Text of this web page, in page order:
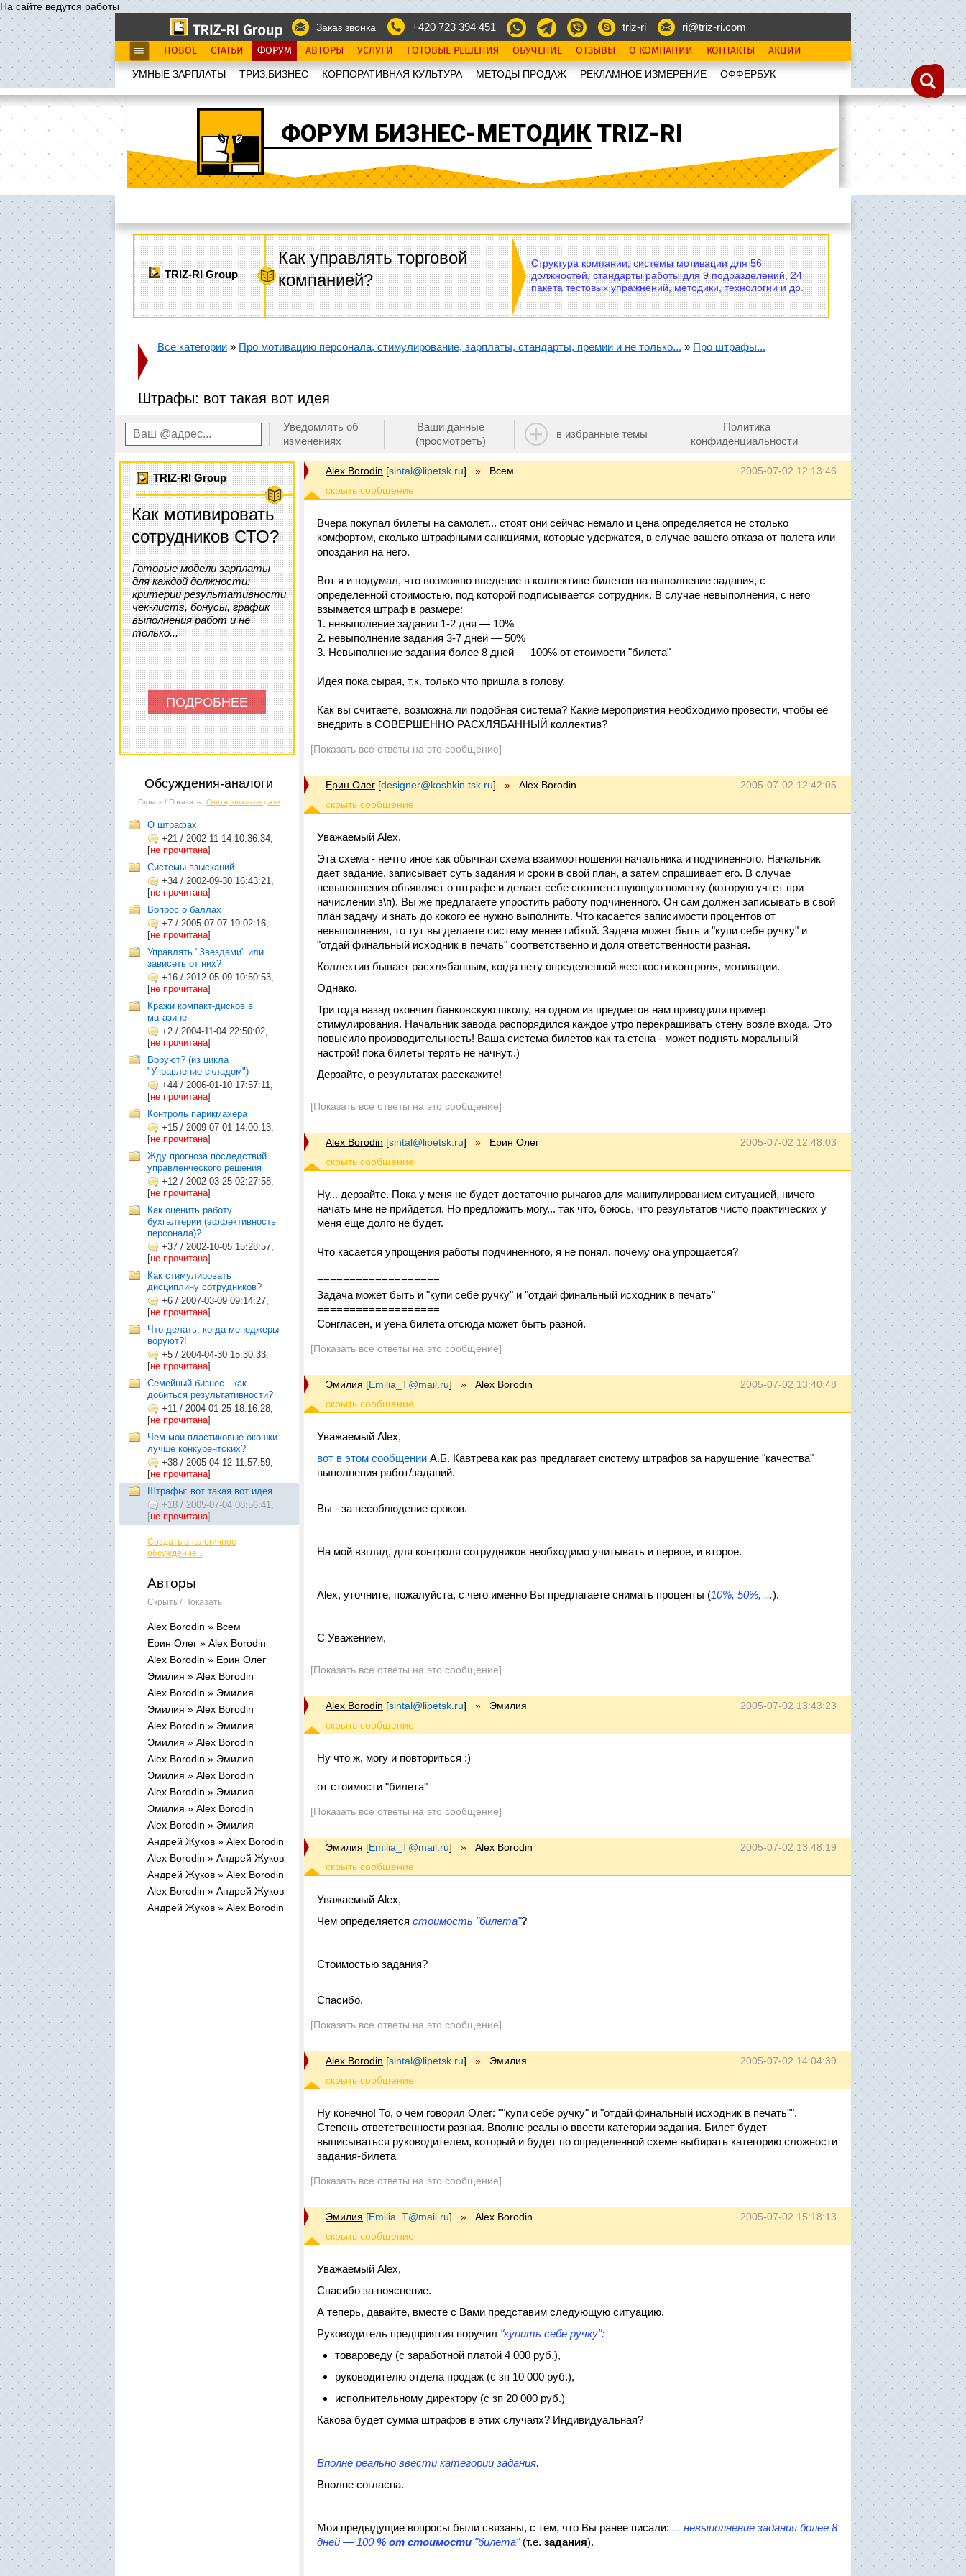
На сайте ведутся работы
Заказ звонка
+420 723 394 451 triz-ri ri@triz-ri.com
НОВОЕ СТАТЬИ ФОРУМ АВТОРЫ УСЛУГИ ГОТОВЫЕ РЕШЕНИЯ ОБУЧЕНИЕ ОТЗЫВЫ О КОМПАНИИ КОНТАКТЫ АКЦИИ
УМНЫЕ ЗАРПЛАТЫ ТРИЗ.БИЗНЕС КОРПОРАТИВНАЯ КУЛЬТУРА МЕТОДЫ ПРОДАЖ РЕКЛАМНОЕ ИЗМЕРЕНИЕ OФФЕРБУК
ФОРУМ БИЗНЕС-МЕТОДИК TRIZ-RI
TRIZ-RI Group
Как управлять торговой
компанией?
Структура компании, системы мотивации для 56
должностей, стандарты работы для 9 подразделений, 24
пакета тестовых упражнений, методики, технологии и др.
Все категории » Про мотивацию персонала, стимулирование, зарплаты, стандарты, премии и не только... » Про штрафы...
Штрафы: вот такая вот идея
Уведомлять об
изменениях
Ваши данные
(просмотреть)
в избранные темы
Политика
конфиденциальности
TRIZ-RI Group
Как мотивировать
сотрудников СТО?
Готовые модели зарплаты
для каждой должности:
критерии результативности,
чек-листs, бонусы, график
выполнения работ и не
только...
ПОДРОБНЕЕ
Обсуждения-аналоги
Скрыть / Показать Сортировать по дате
О штрафах
+21 / 2002-11-14 10:36:34,
[не прочитана]
Системы взысканий
+34 / 2002-09-30 16:43:21,
[не прочитана]
Вопрос о баллах
+7 / 2005-07-07 19:02:16,
[не прочитана]
Управлять "Звездами" или
зависеть от них?
+16 / 2012-05-09 10:50:53,
[не прочитана]
Кражи компакт-дисков в
магазине
+2 / 2004-11-04 22:50:02,
[не прочитана]
Воруют? (из цикла
"Управление складом")
+44 / 2006-01-10 17:57:11,
[не прочитана]
Контроль парикмахера
+15 / 2009-07-01 14:00:13,
[не прочитана]
Жду прогноза последствий
управленческого решения
+12 / 2002-03-25 02:27:58,
[не прочитана]
Как оценить работу
бухгалтерии (эффективность
персонала)?
+37 / 2002-10-05 15:28:57,
[не прочитана]
Как стимулировать
дисциплину сотрудников?
+6 / 2007-03-09 09:14:27,
[не прочитана]
Что делать, когда менеджеры
воруют?!
+5 / 2004-04-30 15:30:33,
[не прочитана]
Семейный бизнес - как
добиться результативности?
+11 / 2004-01-25 18:16:28,
[не прочитана]
Чем мои пластиковые окошки
лучше конкурентских?
+38 / 2005-04-12 11:57:59,
[не прочитана]
Штрафы: вот такая вот идея
+18 / 2005-07-04 08:56:41,
[не прочитана]
Создать аналогичное
обсуждение...
Авторы
Скрыть / Показать
Alex Borodin » Всем
Ерин Олег » Alex Borodin
Alex Borodin » Ерин Олег
Эмилия » Alex Borodin
Alex Borodin » Эмилия
Эмилия » Alex Borodin
Alex Borodin » Эмилия
Эмилия » Alex Borodin
Alex Borodin » Эмилия
Эмилия » Alex Borodin
Alex Borodin » Эмилия
Эмилия » Alex Borodin
Alex Borodin » Эмилия
Андрей Жуков » Alex Borodin
Alex Borodin » Андрей Жуков
Андрей Жуков » Alex Borodin
Alex Borodin » Андрей Жуков
Андрей Жуков » Alex Borodin
2005-07-02 12:13:46
Alex Borodin [sintal@lipetsk.ru] » Всем
Вчера покупал билеты на самолет... стоят они сейчас немало и цена определяется не столько
комфортом, сколько штрафными санкциями, которые удержатся, в случае вашего отказа от полета или
опоздания на него.
Вот я и подумал, что возможно введение в коллективе билетов на выполнение задания, с
определенной стоимостью, под которой подписывается сотрудник. В случае невыполнения, с него
взымается штраф в размере:
1. невыполение задания 1-2 дня — 10%
2. невыполнение задания 3-7 дней — 50%
3. Невыполнение задания более 8 дней — 100% от стоимости "билета"
Идея пока сырая, т.к. только что пришла в голову.
Как вы считаете, возможна ли подобная система? Какие мероприятия необходимо провести, чтобы её
внедрить в СОВЕРШЕННО РАСХЛЯБАННЫЙ коллектив?
[Показать все ответы на это сообщение]
2005-07-02 12:42:05
Ерин Олег [designer@koshkin.tsk.ru] » Alex Borodin
Уважаемый Alex,
Эта схема - нечто иное как обычная схема взаимоотношения начальника и подчиненного. Начальник
дает задание, записывает суть задания и сроки в свой план, а затем спрашивает его. В случае
невыполнения обьявляет о штрафе и делает себе соответствующую пометку (которую учтет при
начислении з\п). Вы же предлагаете упростить работу подчиненного. Он сам должен записывать в свой
план задачу и знать до кокого ее нужно выполнить. Что касается записимости процентов от
невыполнения, то тут вы делаете систему менее гибкой. Задача может быть и "купи себе ручку" и
"отдай финальный исходник в печать" соответственно и доля ответственности разная.
Коллектив бывает расхлябанным, когда нету определенной жесткости контроля, мотивации.
Однако.
Три года назад окончил банковскую школу, на одном из предметов нам приводили пример
стимулирования. Начальник завода распорядился каждое утро перекрашивать стену возле входа. Это
повысило производительность! Ваша система билетов как та стена - может поднять моральный
настрой! пока билеты терять не начнут..)
Дерзайте, о результатах расскажите!
[Показать все ответы на это сообщение]
2005-07-02 12:48:03
Alex Borodin [sintal@lipetsk.ru] » Ерин Олег
Ну... дерзайте. Пока у меня не будет достаточно рычагов для манипулированием ситуацией, ничего
начать мне не прийдется. Но предложить могу... так что, боюсь, что результатов чисто практических у
меня еще долго не будет.
Что касается упрощения работы подчиненного, я не понял. почему она упрощается?
===================
Задача может быть и "купи себе ручку" и "отдай финальный исходник в печать"
===================
Сонгласен, и уена билета отсюда может быть разной.
[Показать все ответы на это сообщение]
2005-07-02 13:40:48
Эмилия [Emilia_T@mail.ru] » Alex Borodin
Уважаемый Alex,
вот в этом сообщении А.Б. Кавтрева как раз предлагает систему штрафов за нарушение "качества"
выполнения работ/заданий.
Вы - за несоблюдение сроков.
На мой взгляд, для контроля сотрудников необходимо учитывать и первое, и второе.
Alex, уточните, пожалуйста, с чего именно Вы предлагаете снимать проценты (10%, 50%, ...).
С Уважением,
[Показать все ответы на это сообщение]
2005-07-02 13:43:23
Alex Borodin [sintal@lipetsk.ru] » Эмилия
Ну что ж, могу и повториться :)
от стоимости "билета"
[Показать все ответы на это сообщение]
2005-07-02 13:48:19
Эмилия [Emilia_T@mail.ru] » Alex Borodin
Уважаемый Alex,
Чем определяется стоимость "билета"?
Стоимостью задания?
Спасибо,
[Показать все ответы на это сообщение]
2005-07-02 14:04:39
Alex Borodin [sintal@lipetsk.ru] » Эмилия
Ну конечно! То, о чем говорил Олег: ""купи себе ручку" и "отдай финальный исходник в печать"".
Степень ответственности разная. Вполне реально ввести категории задания. Билет будет
выписываться руководителем, который и будет по определенной схеме выбирать категорию сложности
задания-билета
[Показать все ответы на это сообщение]
2005-07-02 15:18:13
Эмилия [Emilia_T@mail.ru] » Alex Borodin
Уважаемый Alex,
Спасибо за пояснение.
А теперь, давайте, вместе с Вами представим следующую ситуацию.
Руководитель предприятия поручил "купить себе ручку":
товароведу (с заработной платой 4 000 руб.),
руководителю отдела продаж (с зп 10 000 руб.),
исполнительному директору (с зп 20 000 руб.)
Какова будет сумма штрафов в этих случаях? Индивидуальная?
Вполне реально ввести категории задания.
Вполне согласна.
Мои предыдущие вопросы были связаны, с тем, что Вы ранее писали: ... невыполнение задания более 8
дней — 100% от стоимости "билета" (т.е. задания).